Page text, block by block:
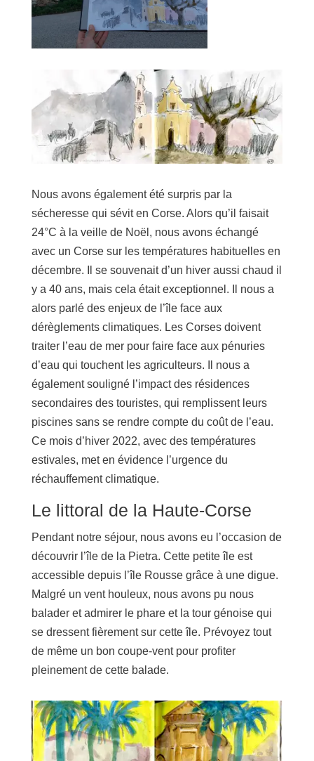
Nous avons également été surpris par la
sécheresse qui sévit en Corse. Alors qu’il faisait
24°C à la veille de Noël, nous avons échangé
avec un Corse sur les températures habituelles en
décembre. Il se souvenait d’un hiver aussi chaud il
y a 40 ans, mais cela était exceptionnel. Il nous a
alors parlé des enjeux de l’île face aux
dérèglements climatiques. Les Corses doivent
traiter l’eau de mer pour faire face aux pénuries
d’eau qui touchent les agriculteurs. Il nous a
également souligné l’impact des résidences
secondaires des touristes, qui remplissent leurs
piscines sans se rendre compte du coût de l’eau.
Ce mois d’hiver 2022, avec des températures
estivales, met en évidence l’urgence du
réchauffement climatique.
Le littoral de la Haute-Corse
Pendant notre séjour, nous avons eu l’occasion de
découvrir l’île de la Pietra. Cette petite île est
accessible depuis l’île Rousse grâce à une digue.
Malgré un vent houleux, nous avons pu nous
balader et admirer le phare et la tour génoise qui
se dressent fièrement sur cette île. Prévoyez tout
de même un bon coupe-vent pour profiter
pleinement de cette balade.